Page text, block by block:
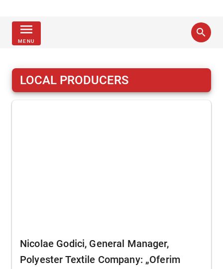
menu
MENU
search
LOCAL PRODUCERS
Nicolae Godici, General Manager,
Polyester Textile Company: „Oferim